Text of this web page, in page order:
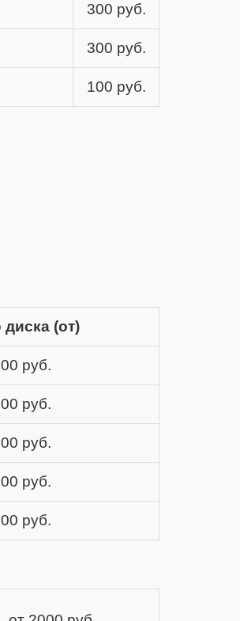
300 руб.
300 руб.
100 руб.
(от)
руб.
руб.
руб.
руб.
руб.